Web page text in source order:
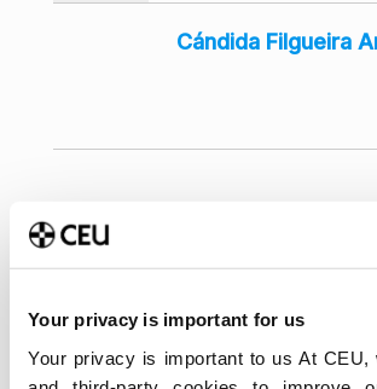
Your privacy is important for us
Your privacy is important to us At CEU,
Cándida Filgueira